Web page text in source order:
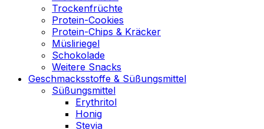
Trockenfrüchte
Protein-Cookies
Protein-Chips & Kräcker
Müsliriegel
Schokolade
Weitere Snacks
Geschmacksstoffe & Süßungsmittel
Süßungsmittel
Erythritol
Honig
Stevia